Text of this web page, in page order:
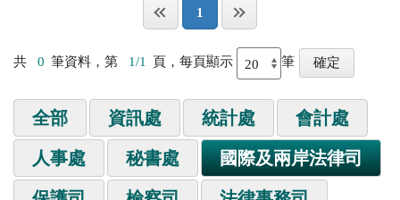
1
共 0 筆資料，第 1/1 頁，每頁顯示 筆
全部 資訊處 統計處 會計處
人事處 秘書處 國際及兩岸法律司